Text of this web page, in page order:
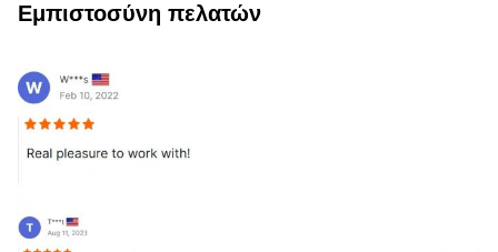
Εμπιστοσύνη πελατών